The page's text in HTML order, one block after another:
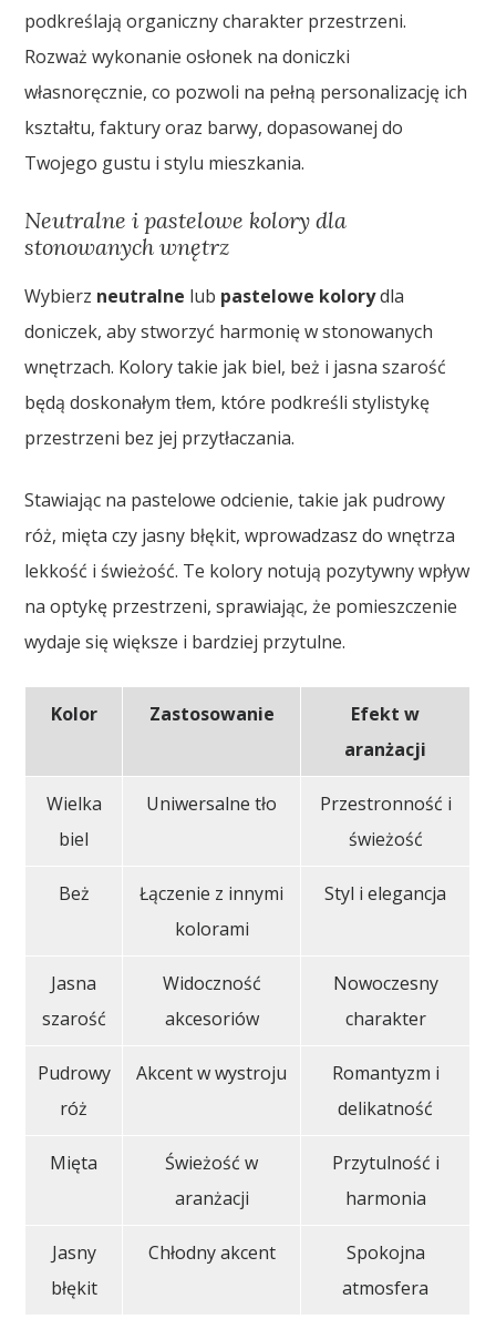
podkreślają organiczny charakter przestrzeni.
Rozważ wykonanie osłonek na doniczki
własnoręcznie, co pozwoli na pełną personalizację ich
kształtu, faktury oraz barwy, dopasowanej do
Twojego gustu i stylu mieszkania.
Neutralne i pastelowe kolory dla
stonowanych wnętrz
Wybierz neutralne lub pastelowe kolorydla
doniczek, aby stworzyć harmonię w stonowanych
wnętrzach. Kolory takie jak biel, beż i jasna szarość
będą doskonałym tłem, które podkreśli stylistykę
przestrzeni bez jej przytłaczania.
Stawiając na pastelowe odcienie, takie jak pudrowy
róż, mięta czy jasny błękit, wprowadzasz do wnętrza
lekkość i świeżość. Te kolory notują pozytywny wpływ
na optykę przestrzeni, sprawiając, że pomieszczenie
wydaje się większe i bardziej przytulne.
Kolor Zastosowanie
Efekt w
aranżacji
Wielka
biel
Uniwersalne tło
Przestronność i
świeżość
Beż
Łączenie z innymi
kolorami
Styl i elegancja
Jasna
szarość
Widoczność
akcesoriów
Nowoczesny
charakter
Pudrowy
róż
Akcent w wystroju
Romantyzm i
delikatność
Mięta
Świeżość w
aranżacji
Przytulność i
harmonia
Jasny
błękit
Chłodny akcent
Spokojna
atmosfera